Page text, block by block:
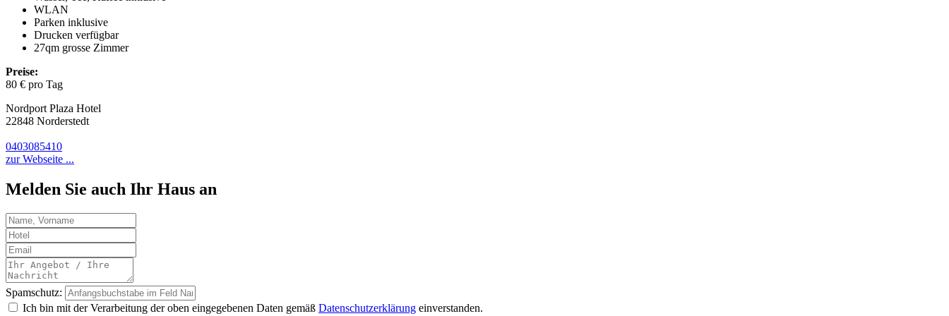
WLAN
Parken inklusive
Drucken verfügbar
27qm grosse Zimmer
Preise:
80 € pro Tag
Nordport Plaza Hotel
22848 Norderstedt
0403085410
zur Webseite ...
Melden Sie auch Ihr Haus an
Spamschutz:
Ich bin mit der Verarbeitung der oben eingegebenen Daten gemäß Datenschutzerklärung einverstanden.